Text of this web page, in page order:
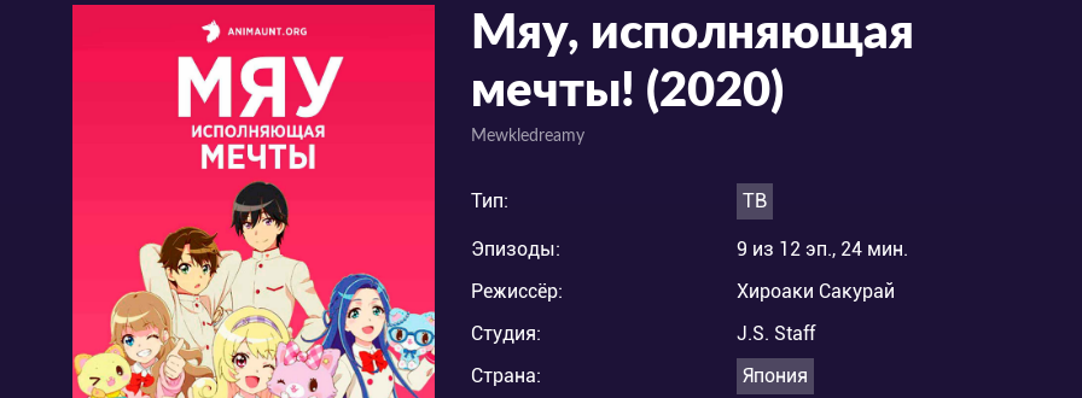
Мяу, исполняющая
мечты! (2020)
Mewkledreamy
Тип: ТВ
Эпизоды:
9 из 12 эп., 24 мин.
Режиссёр:
Хироаки Сакурай
Студия:
J.S. Staff
Страна:
Япония